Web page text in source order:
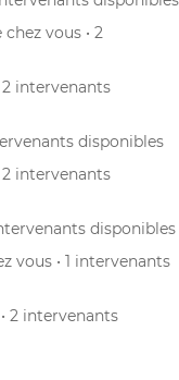
chez vous • 2
2 intervenants
disponibles
2 intervenants
disponibles
vous • 1 intervenants
2 intervenants